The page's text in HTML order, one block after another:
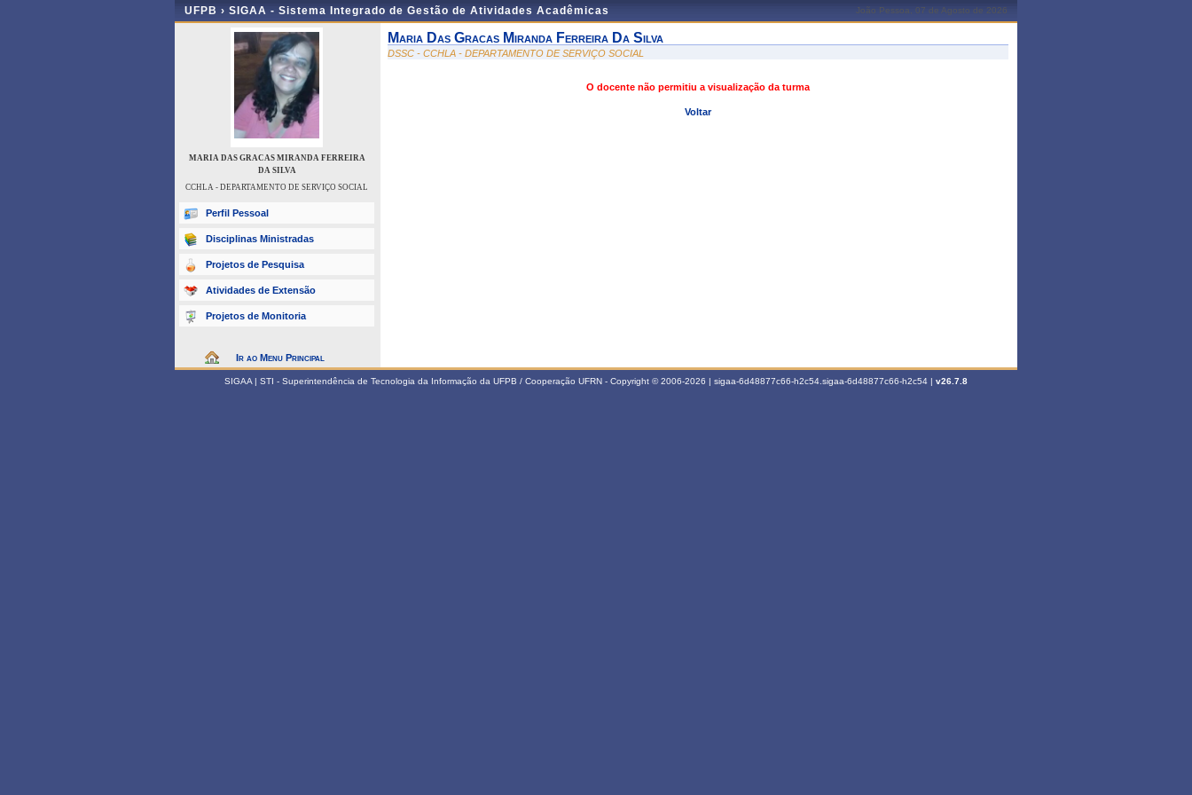
UFPB › SIGAA - Sistema Integrado de Gestão de Atividades Acadêmicas João Pessoa, 07 de Agosto de 2026
MARIA DAS GRACAS MIRANDA FERREIRA
DA SILVA
CCHLA - DEPARTAMENTO DE SERVIÇO SOCIAL
Perfil Pessoal
Disciplinas Ministradas
Projetos de Pesquisa
Atividades de Extensão
Projetos de Monitoria
Ir ao Menu Principal
Maria Das Gracas Miranda Ferreira Da Silva
DSSC - CCHLA - DEPARTAMENTO DE SERVIÇO SOCIAL
O docente não permitiu a visualização da turma
Voltar
SIGAA | STI - Superintendência de Tecnologia da Informação da UFPB / Cooperação UFRN - Copyright © 2006-2026 | sigaa-6d48877c66-h2c54.sigaa-6d48877c66-h2c54 | v26.7.8